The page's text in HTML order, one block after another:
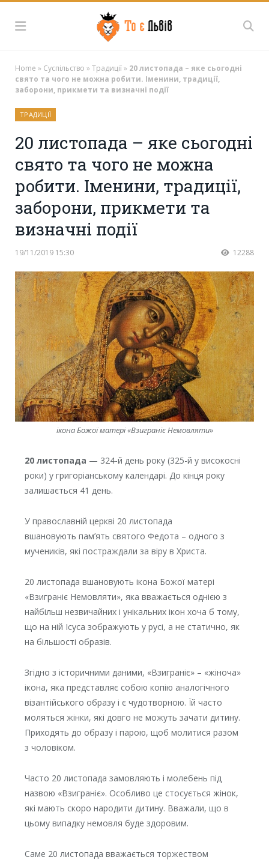
Home » Суспільство »Традиції» 20 листопада – яке сьогодні
свято та чого не можна робити. Іменини, традиції,
заборони, прикмети та визначні події
ТРАДИЦІЇ
20 листопада – яке сьогодні
свято та чого не можна
робити. Іменини, традиції,
заборони, прикмети та
визначні події
19/11/2019 15:30 12288
ікона Божої матері «Взиграніє Немовляти»
20 листопада — 324-й день року (325-й у високосні
роки) у григоріанському календарі. До кінця року
залишається 41 день.
У православній церкві 20 листопада
вшановують пам’ять святого Федота – одного з
мучеників, які постраждали за віру в Христа.
20 листопада вшановують ікона Божої матері
«Взиграніє Немовляти», яка вважається однією з
найбільш незвичайних і унікальних ікон хоча б тому,
що на ній Ісуса зображують у русі, а не статично, як
на більшості образів.
Згідно з історичними даними, «Взиграніє» – «жіноча»
ікона, яка представляє собою копію аналогічного
візантійського образу і є чудотворною. Їй часто
моляться жінки, які довго не можуть зачати дитину.
Приходять до образу і парою, щоб молитися разом
з чоловіком.
Часто 20 листопада замовляють і молебень під
назвою «Взиграніє». Особливо це стосується жінок,
які мають скоро народити дитину. Вважали, що в
цьому випадку немовля буде здоровим.
Саме 20 листопада вважається торжеством